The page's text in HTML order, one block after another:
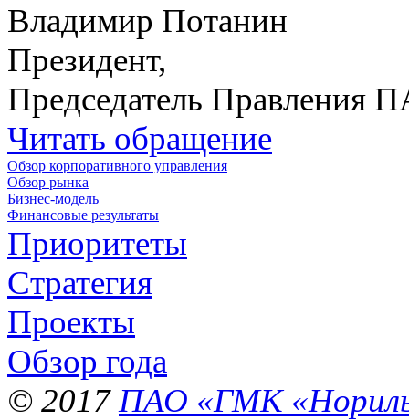
Владимир Потанин
Президент,
Председатель Правления
Читать обращение
Обзор корпоративного управления
Обзор рынка
Бизнес-модель
Финансовые результаты
Приоритеты
Стратегия
Проекты
Обзор года
© 2017 ПАО «ГМК